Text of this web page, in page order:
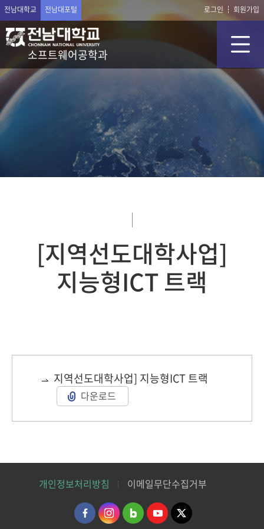
전남대학교 전남대포털 로그인 회원가입
소프트웨어공학과
[지역선도대학사업]
지능형ICT 트랙
지역선도대학사업] 지능형ICT 트랙
다운로드
개인정보처리방침 이메일무단수집거부